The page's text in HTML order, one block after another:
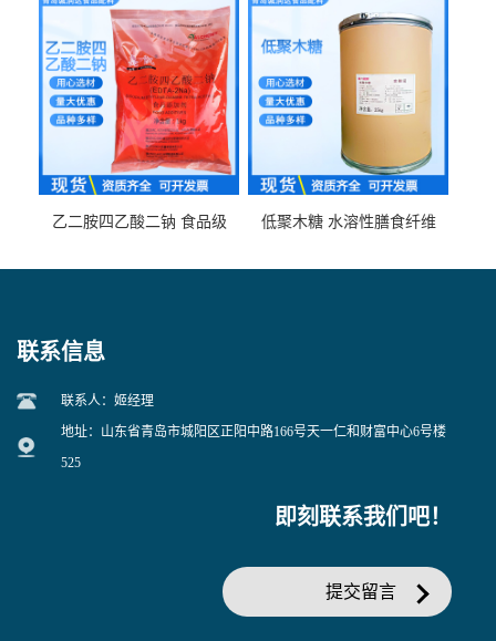
乙二胺四乙酸二钠 食品级
低聚木糖 水溶性膳食纤维
联系信息
联系人：姬经理
地址：山东省青岛市城阳区正阳中路166号天一仁和财富中心6号楼
525
即刻联系我们吧！
提交留言